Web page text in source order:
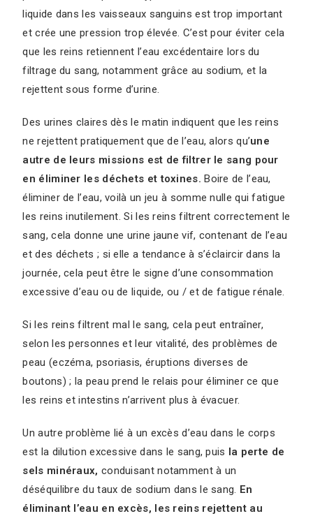
liquide dans les vaisseaux sanguins est trop important
et crée une pression trop élevée. C’est pour éviter cela
que les reins retiennent l’eau excédentaire lors du
filtrage du sang, notamment grâce au sodium, et la
rejettent sous forme d’urine.
Des urines claires dès le matin indiquent que les reins
ne rejettent pratiquement que de l’eau, alors qu’une
autre de leurs missions est de filtrer le sang pour
en éliminer les déchets et toxines. Boire de l’eau,
éliminer de l’eau, voilà un jeu à somme nulle qui fatigue
les reins inutilement. Si les reins filtrent correctement le
sang, cela donne une urine jaune vif, contenant de l’eau
et des déchets ; si elle a tendance à s’éclaircir dans la
journée, cela peut être le signe d’une consommation
excessive d’eau ou de liquide, ou / et de fatigue rénale.
Si les reins filtrent mal le sang, cela peut entraîner,
selon les personnes et leur vitalité, des problèmes de
peau (eczéma, psoriasis, éruptions diverses de
boutons) ; la peau prend le relais pour éliminer ce que
les reins et intestins n’arrivent plus à évacuer.
Un autre problème lié à un excès d’eau dans le corps
est la dilution excessive dans le sang, puis la perte de
sels minéraux, conduisant notamment à un
déséquilibre du taux de sodium dans le sang. En
éliminant l’eau en excès, les reins rejettent au